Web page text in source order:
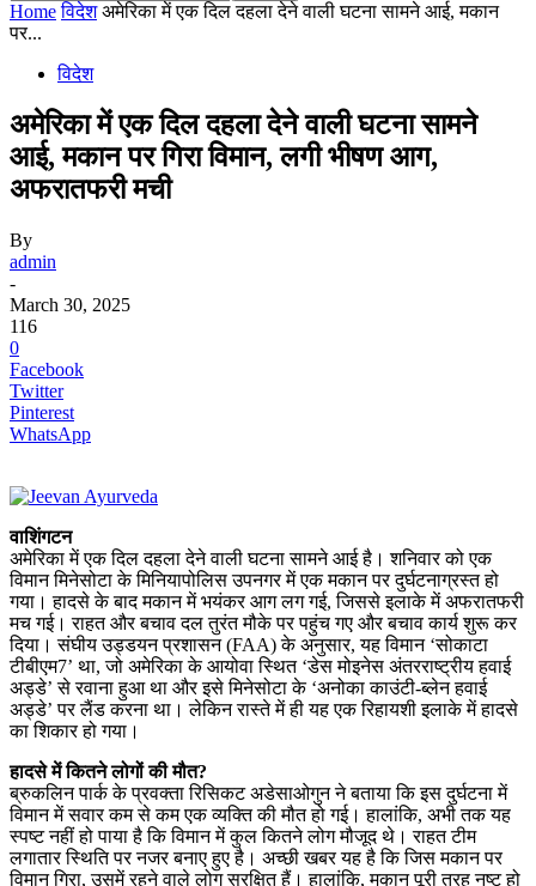
Home विदेश अमेरिका में एक दिल दहला देने वाली घटना सामने आई, मकान
पर...
विदेश
अमेरिका में एक दिल दहला देने वाली घटना सामने
आई, मकान पर गिरा विमान, लगी भीषण आग,
अफरातफरी मची
By
admin
-
March 30, 2025
116
0
Facebook
Twitter
Pinterest
WhatsApp
वाशिंगटन
अमेरिका में एक दिल दहला देने वाली घटना सामने आई है। शनिवार को एक
विमान मिनेसोटा के मिनियापोलिस उपनगर में एक मकान पर दुर्घटनाग्रस्त हो
गया। हादसे के बाद मकान में भयंकर आग लग गई, जिससे इलाके में अफरातफरी
मच गई। राहत और बचाव दल तुरंत मौके पर पहुंच गए और बचाव कार्य शुरू कर
दिया। संघीय उड्डयन प्रशासन (FAA) के अनुसार, यह विमान ‘सोकाटा
टीबीएम7’ था, जो अमेरिका के आयोवा स्थित ‘डेस मोइनेस अंतरराष्ट्रीय हवाई
अड्डे’ से रवाना हुआ था और इसे मिनेसोटा के ‘अनोका काउंटी-ब्लेन हवाई
अड्डे’ पर लैंड करना था। लेकिन रास्ते में ही यह एक रिहायशी इलाके में हादसे
का शिकार हो गया।
हादसे में कितने लोगों की मौत?
ब्रुकलिन पार्क के प्रवक्ता रिसिकट अडेसाओगुन ने बताया कि इस दुर्घटना में
विमान में सवार कम से कम एक व्यक्ति की मौत हो गई। हालांकि, अभी तक यह
स्पष्ट नहीं हो पाया है कि विमान में कुल कितने लोग मौजूद थे। राहत टीम
लगातार स्थिति पर नजर बनाए हुए है। अच्छी खबर यह है कि जिस मकान पर
विमान गिरा, उसमें रहने वाले लोग सुरक्षित हैं। हालांकि, मकान पूरी तरह नष्ट हो